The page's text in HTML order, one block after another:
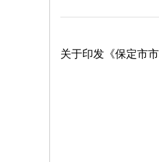
关于印发《保定市